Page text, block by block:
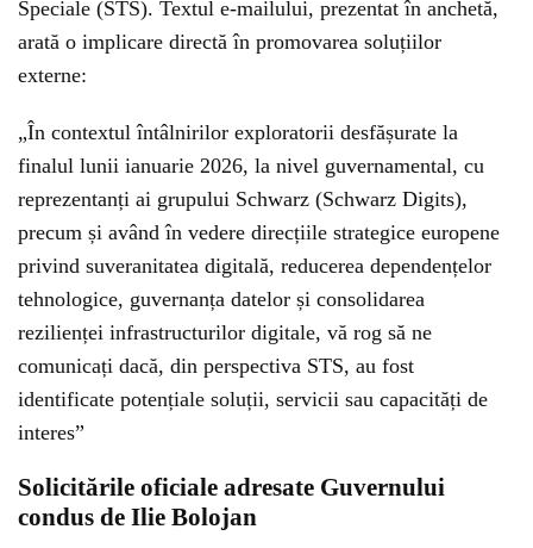
Speciale (STS). Textul e-mailului, prezentat în anchetă,
arată o implicare directă în promovarea soluțiilor
externe:
„În contextul întâlnirilor exploratorii desfășurate la
finalul lunii ianuarie 2026, la nivel guvernamental, cu
reprezentanți ai grupului Schwarz (Schwarz Digits),
precum și având în vedere direcțiile strategice europene
privind suveranitatea digitală, reducerea dependențelor
tehnologice, guvernanța datelor și consolidarea
rezilienței infrastructurilor digitale, vă rog să ne
comunicați dacă, din perspectiva STS, au fost
identificate potențiale soluții, servicii sau capacități de
interes”
Solicitările oficiale adresate Guvernului
condus de Ilie Bolojan